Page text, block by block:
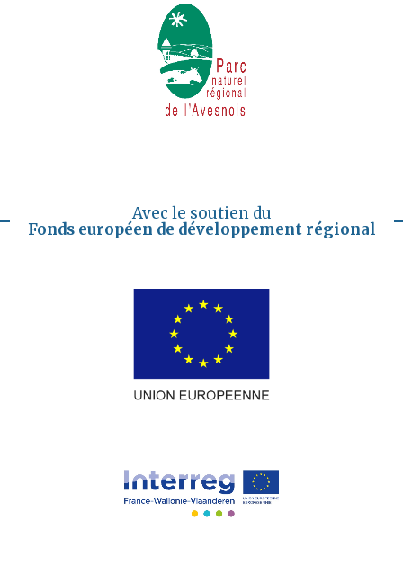
Avec le soutien du
Fonds européen de développement régional